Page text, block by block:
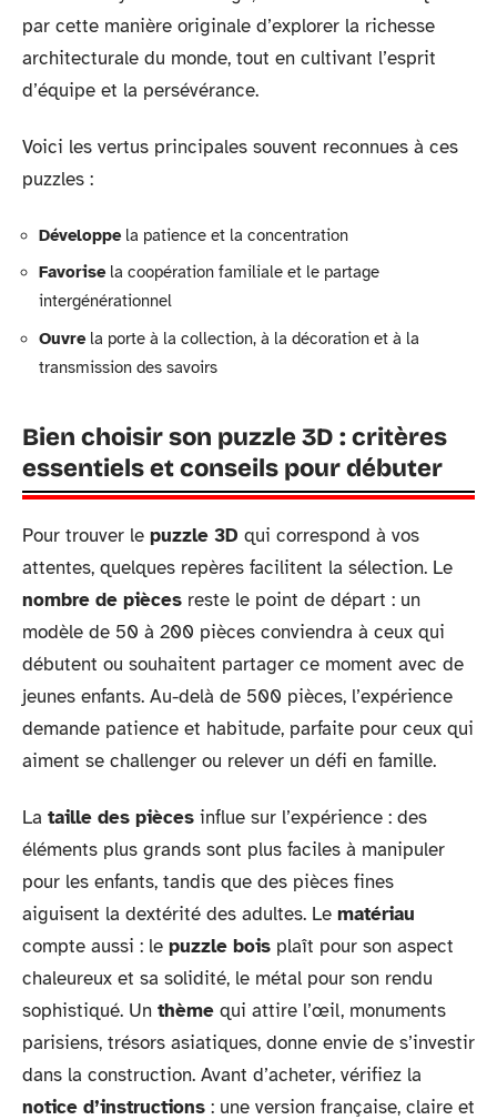
par cette manière originale d’explorer la richesse
architecturale du monde, tout en cultivant l’esprit
d’équipe et la persévérance.
Voici les vertus principales souvent reconnues à ces
puzzles :
Développela patience et la concentration
Favorisela coopération familiale et le partage
intergénérationnel
Ouvrela porte à la collection, à la décoration et à la
transmission des savoirs
Bien choisir son puzzle 3D : critères
essentiels et conseils pour débuter
Pour trouver le puzzle 3D qui correspond à vos
attentes, quelques repères facilitent la sélection. Le
nombre de pièces reste le point de départ : un
modèle de 50 à 200 pièces conviendra à ceux qui
débutent ou souhaitent partager ce moment avec de
jeunes enfants. Au-delà de 500 pièces, l’expérience
demande patience et habitude, parfaite pour ceux qui
aiment se challenger ou relever un défi en famille.
La taille des pièces influe sur l’expérience : des
éléments plus grands sont plus faciles à manipuler
pour les enfants, tandis que des pièces fines
aiguisent la dextérité des adultes. Le matériau
compte aussi : le puzzle bois plaît pour son aspect
chaleureux et sa solidité, le métal pour son rendu
sophistiqué. Un thème qui attire l’œil, monuments
parisiens, trésors asiatiques, donne envie de s’investir
dans la construction. Avant d’acheter, vérifiez la
notice d’instructions : une version française, claire et